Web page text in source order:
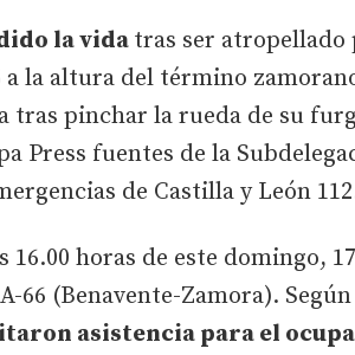
la vida tras ser atropellado
a la altura del término
tras pinchar la rueda de su
Press fuentes de la
de Castilla y León
16.00 horas de este domingo,
66 (Benavente-Zamora).
asistencia para el